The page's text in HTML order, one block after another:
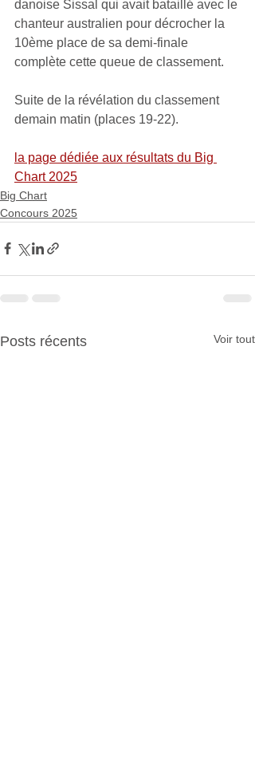
danoise Sissal qui avait bataillé avec le
chanteur australien pour décrocher la
10ème place de sa demi-finale
complète cette queue de classement.
Suite de la révélation du classement
demain matin (places 19-22).
la page dédiée aux résultats du Big
Chart 2025
Big Chart
Concours 2025
Posts récents Voir tout